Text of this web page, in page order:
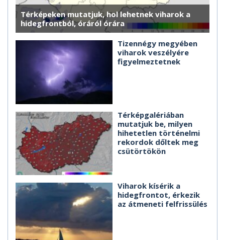
Térképeken mutatjuk, hol lehetnek viharok a
hidegfrontból, óráról órára
Tizennégy megyében
viharok veszélyére
figyelmeztetnek
Térképgalériában
mutatjuk be, milyen
hihetetlen történelmi
rekordok dőltek meg
csütörtökön
Viharok kísérik a
hidegfrontot, érkezik
az átmeneti felfrissülés